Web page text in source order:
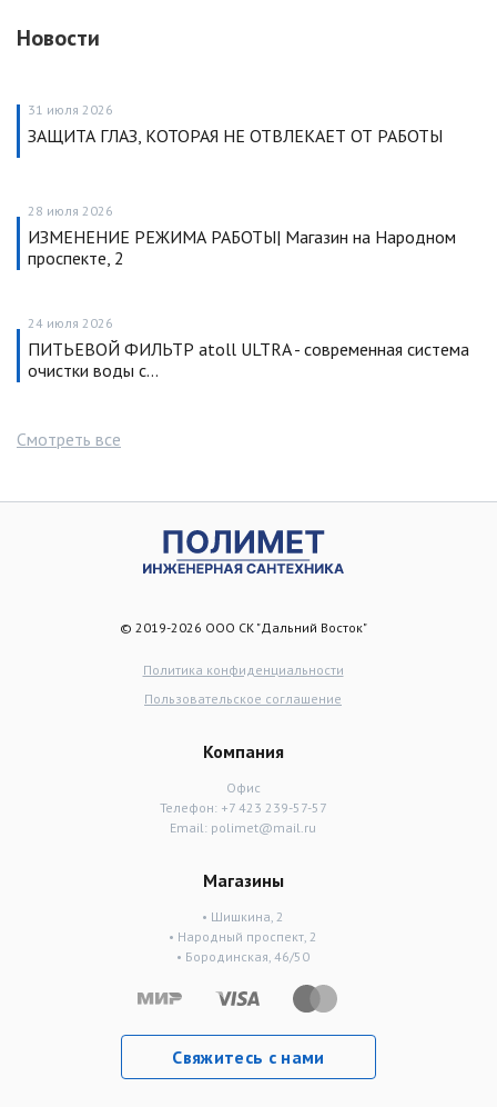
Новости
31 июля 2026
ЗАЩИТА ГЛАЗ, КОТОРАЯ НЕ ОТВЛЕКАЕТ ОТ РАБОТЫ
28 июля 2026
ИЗМЕНЕНИЕ РЕЖИМА РАБОТЫ| Магазин на Народном
проспекте, 2
24 июля 2026
ПИТЬЕВОЙ ФИЛЬТР atoll ULTRA - современная система
очистки воды с…
Смотреть все
© 2019-2026 ООО СК "Дальний Восток"
Политика конфиденциальности
Пользовательское соглашение
Компания
Офис
Телефон: +7 423 239-57-57
Email: polimet@mail.ru
Магазины
• Шишкина, 2
• Народный проспект, 2
• Бородинская, 46/50
Свяжитесь с нами